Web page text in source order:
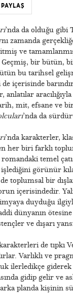
PAYLAŞ
’nda da olduğu gibi
zamanda
ve
bir bütün,
bu tarihsel
içerisinde
anlatılar
mit, efsane ve
’nda da
’nda karakterler,
her biri farklı
temel
işlediğini görünür
toplumsal bir
içerisindedir.
duyduğu
dünyanın
ve dışarı
de
Varlıklı ve
ilerledikçe
gidip gelir ve
planda kişinin